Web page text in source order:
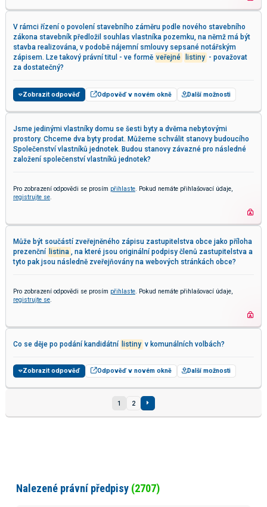
V rámci řízení o povolení stavebního záměru podle nového stavebního
zákona stavebník předložil souhlas vlastníka pozemku, na němž má být
stavba realizována, v podobě nájemní smlouvy sepsané notářským
zápisem. Lze takový právní titul - ve formě veřejné listiny - považovat
za dostatečný?
Zobrazit odpověď Odpověď v novém okně Další možnosti
Jsme jedinými vlastníky domu se šesti byty a dvěma nebytovými
prostory. Chceme dva byty prodat. Můžeme schválit stanovy budoucího
Společenství vlastníků jednotek. Budou stanovy závazné pro následné
založení společenství vlastníků jednotek?
Pro zobrazení odpovědi se prosím přihlaste. Pokud nemáte přihlašovací údaje,
registrujte se.
Může být součástí zveřejněného zápisu zastupitelstva obce jako příloha
prezenční listina
, na které jsou originální podpisy členů zastupitelstva a
tyto pak jsou následně zveřejňovány na webových stránkách obce?
Pro zobrazení odpovědi se prosím přihlaste. Pokud nemáte přihlašovací údaje,
registrujte se.
Co se děje po podání kandidátní listiny v komunálních volbách?
Zobrazit odpověď Odpověď v novém okně Další možnosti
1 2
Nalezené právní předpisy (2707)